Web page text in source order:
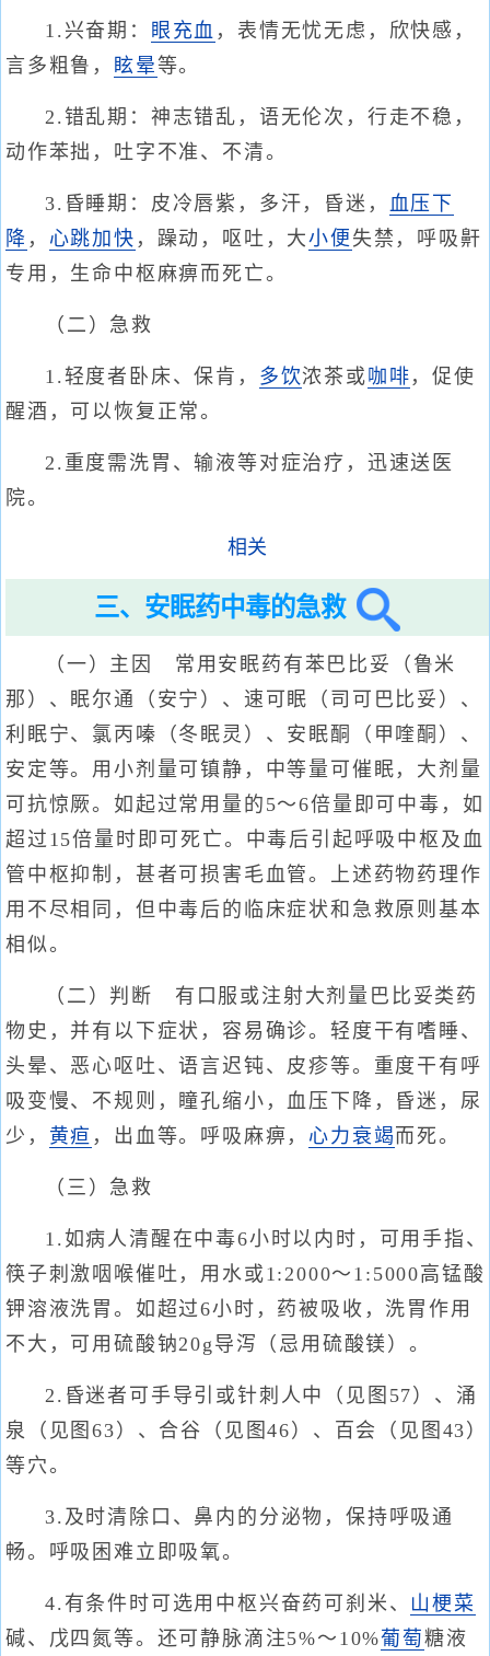
1.兴奋期： 眼充血 ，表情无忧无虑，欣快感，
言多粗鲁， 眩晕等。
2.错乱期：神志错乱，语无伦次，行走不稳，
动作苯拙，吐字不准、不清。
3.昏睡期：皮冷唇紫，多汗，昏迷， 血压下
降 ， 心跳加快 ，躁动，呕吐，大小便 失禁，呼吸鼾
专用，生命中枢麻痹而死亡。
（二）急救
1.轻度者卧床、保肯， 多饮浓茶或咖啡 ，促使
醒酒，可以恢复正常。
2.重度需洗胃、输液等对症治疗，迅速送医
院。
相关
三、安眠药中毒的急救
（一）主因 常用安眠药有苯巴比妥（鲁米
那）、眠尔通（安宁）、速可眠（司可巴比妥）、
利眠宁、氯丙嗪（冬眠灵）、安眠酮（甲喹酮）、
安定等。用小剂量可镇静，中等量可催眠，大剂量
可抗惊厥。如起过常用量的5～6倍量即可中毒，如
超过15倍量时即可死亡。中毒后引起呼吸中枢及血
管中枢抑制，甚者可损害毛血管。上述药物药理作
用不尽相同，但中毒后的临床症状和急救原则基本
相似。
（二）判断 有口服或注射大剂量巴比妥类药
物史，并有以下症状，容易确诊。轻度干有嗜睡、
头晕、恶心呕吐、语言迟钝、皮疹等。重度干有呼
吸变慢、不规则，瞳孔缩小，血压下降，昏迷，尿
少， 黄疸 ，出血等。呼吸麻痹， 心力衰竭 而死。
（三）急救
1.如病人清醒在中毒6小时以内时，可用手指、
筷子刺激咽喉催吐，用水或1:2000～1:5000高锰酸
钾溶液洗胃。如超过6小时，药被吸收，洗胃作用
不大，可用硫酸钠20g导泻（忌用硫酸镁）。
2.昏迷者可手导引或针刺人中（见图57）、涌
泉（见图63）、合谷（见图46）、百会（见图43）
等穴。
3.及时清除口、鼻内的分泌物，保持呼吸通
畅。呼吸困难立即吸氧。
4.有条件时可选用中枢兴奋药可刹米、 山梗菜
碱、戊四氮等。还可静脉滴注5%～10%葡萄糖液